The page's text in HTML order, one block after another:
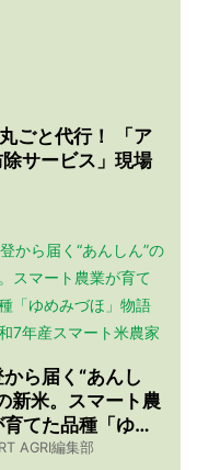
ごと代行！ 「ア
サービス」現場
ら届く“あんし
新米。スマート農
てた品種「ゆめ
」物語 【令和7
AGRI編集部